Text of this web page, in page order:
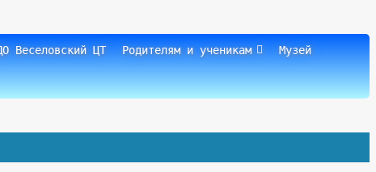
Веселовский ЦТ Родителям и ученикам Музей